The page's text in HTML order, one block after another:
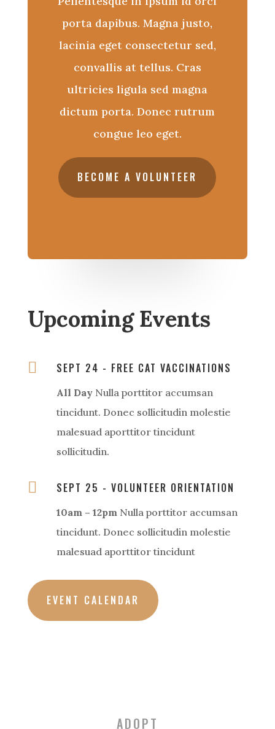
porta dapibus. Magna justo,
lacinia eget consectetur sed,
convallis at tellus. Cras
ultricies ligula sed magna
dictum porta. Donec rutrum
congue leo eget.
BECOME A VOLUNTEER
Upcoming Events
 SEPT 24 - FREE CAT VACCINATIONS
All DayNulla porttitor accumsan
tincidunt. Donec sollicitudin molestie
malesuad aporttitor tincidunt
sollicitudin.
 SEPT 25 - VOLUNTEER ORIENTATION
10am – 12pmNulla porttitor accumsan
tincidunt. Donec sollicitudin molestie
malesuad aporttitor tincidunt
EVENT CALENDAR
ADOPT